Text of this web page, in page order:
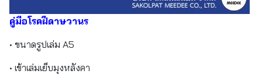
คู่มือโรคฝีดาษวานร
• ขนาดรูปเล่ม A5
• เข้าเล่มเย็บมุงหลังคา